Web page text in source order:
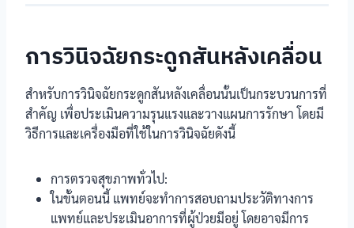
การวินิจฉัยกระดูกสันหลังเคลื่อน
สำหรับการวินิจฉัยกระดูกสันหลังเคลื่อนนั้นเป็นกระบวนการที่
สำคัญ เพื่อประเมินความรุนแรงและวางแผนการรักษา โดยมี
วิธีการและเครื่องมือที่ใช้ในการวินิจฉัยดังนี้
การตรวจสุขภาพทั่วไป:
ในขั้นตอนนี้ แพทย์จะทำการสอบถามประวัติทางการ
แพทย์และประเมินอาการที่ผู้ป่วยมีอยู่ โดยอาจมีการ